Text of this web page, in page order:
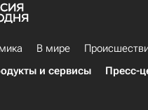
В мире
и сервисы Пресс-